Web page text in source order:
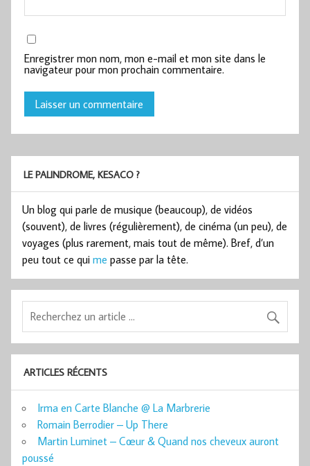
Enregistrer mon nom, mon e-mail et mon site dans le
navigateur pour mon prochain commentaire.
LE PALINDROME, KESACO ?
Un blog qui parle de musique (beaucoup), de vidéos
(souvent), de livres (régulièrement), de cinéma (un peu), de
voyages (plus rarement, mais tout de même). Bref, d’un
peu tout ce qui me passe par la tête.
ARTICLES RÉCENTS
Irma en Carte Blanche @ La Marbrerie
Romain Berrodier – Up There
Martin Luminet – Cœur & Quand nos cheveux auront
poussé